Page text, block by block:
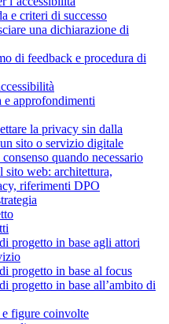
e criteri di successo
una dichiarazione di
di feedback e procedura di
e approfondimenti
la privacy sin dalla
sito o servizio digitale
quando necessario
sito web: architettura,
riferimenti DPO
progetto in base agli attori
progetto in base al focus
progetto in base all’ambito di
figure coinvolte